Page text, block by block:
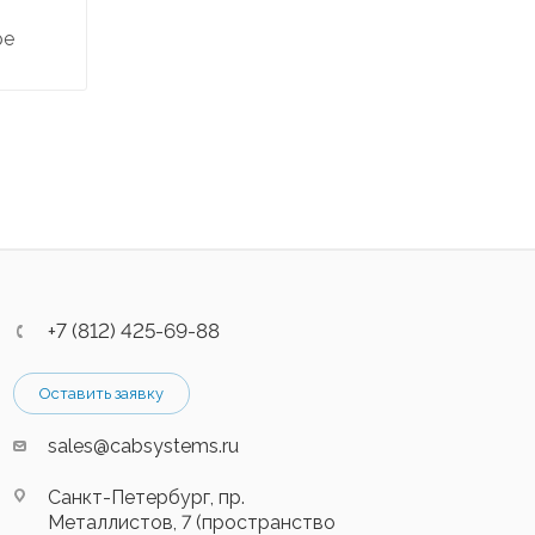
+7 (812) 425-69-88
Оставить заявку
sales@cabsystems.ru
Санкт-Петербург, пр.
Металлистов, 7 (пространство